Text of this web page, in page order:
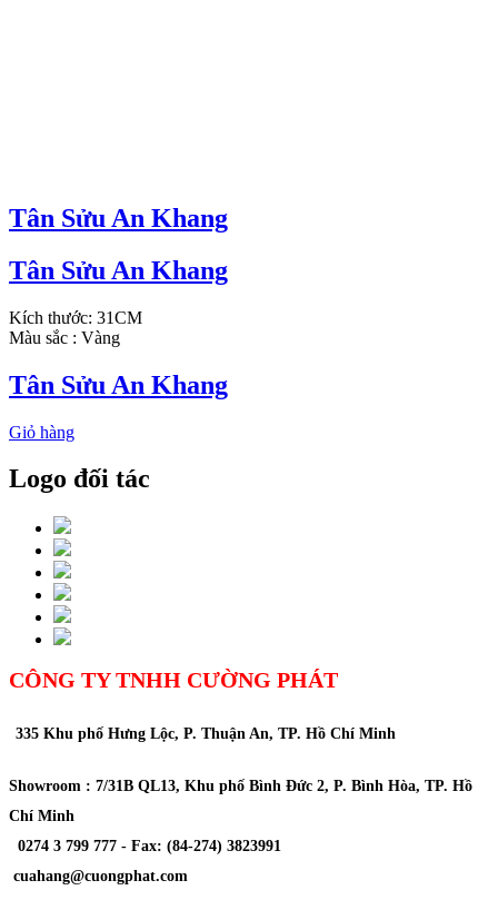
Tân Sửu An Khang
Tân Sửu An Khang
Kích thước: 31CM
Màu sắc : Vàng
Tân Sửu An Khang
Giỏ hàng
Logo đối tác
CÔNG TY TNHH CƯỜNG PHÁT
335 Khu phố Hưng Lộc, P. Thuận An, TP. Hồ Chí Minh
Showroom : 7/31B QL13, Khu phố Bình Đức 2, P. Bình Hòa, TP. Hồ
Chí Minh
0274 3 799 777 - Fax: (84-274) 3823991
cuahang@cuongphat.com